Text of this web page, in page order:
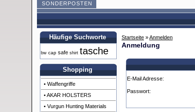
SONDERPOSTEN
Häufige Suchworte
bw cap safe shirt tasche
Shopping
• Waffengriffe
• AKAR HOLSTERS
• Vurgun Hunting Materials
Startseite »Anmelden
Anmeldung
E-Mail Adresse:
Passwort: